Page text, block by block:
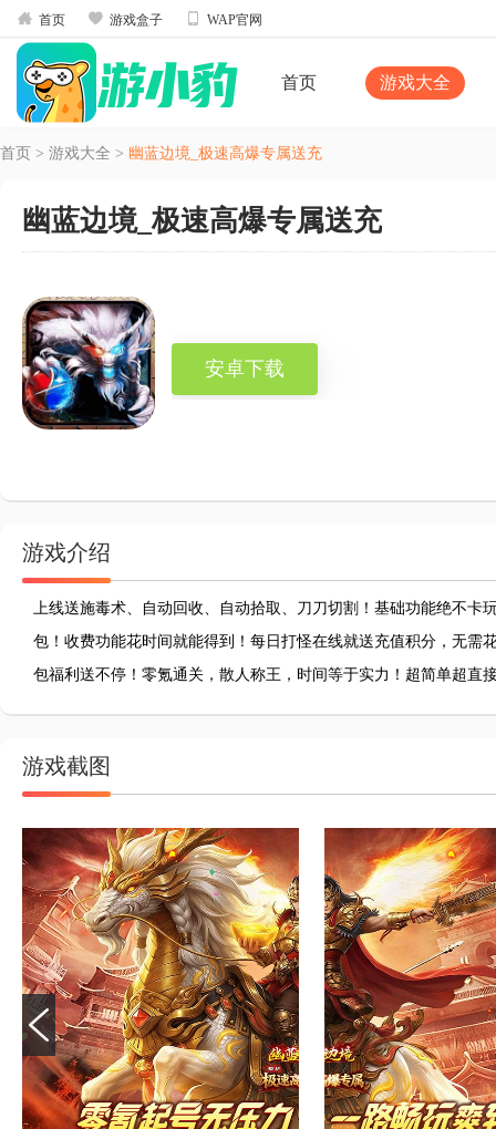
 首页  游戏盒子  WAP官网
首页 游戏大全
首页 > 游戏大全 > 幽蓝边境_极速高爆专属送充
幽蓝边境_极速高爆专属送充
安卓下载
游戏介绍
上线送施毒术、自动回收、自动拾取、刀刀切割！基础功能绝不卡
包！收费功能花时间就能得到！每日打怪在线就送充值积分，无需
包福利送不停！零氪通关，散人称王，时间等于实力！超简单超直
游戏截图